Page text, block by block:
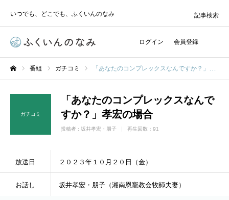
いつでも、どこでも、ふくいんのなみ
ログイン 会員登録
記事検索
番組 ガチコミ 「あなたのコンプレックスなんですか？」孝宏の場合
ガチコミ
「あなたのコンプレックスなんで
すか？」孝宏の場合
投稿者 : 坂井孝宏・朋子 再生回数：91
放送日 ２０２３年１０月２０日（金）
お話し 坂井孝宏・朋子（湘南恩寵教会牧師夫妻）